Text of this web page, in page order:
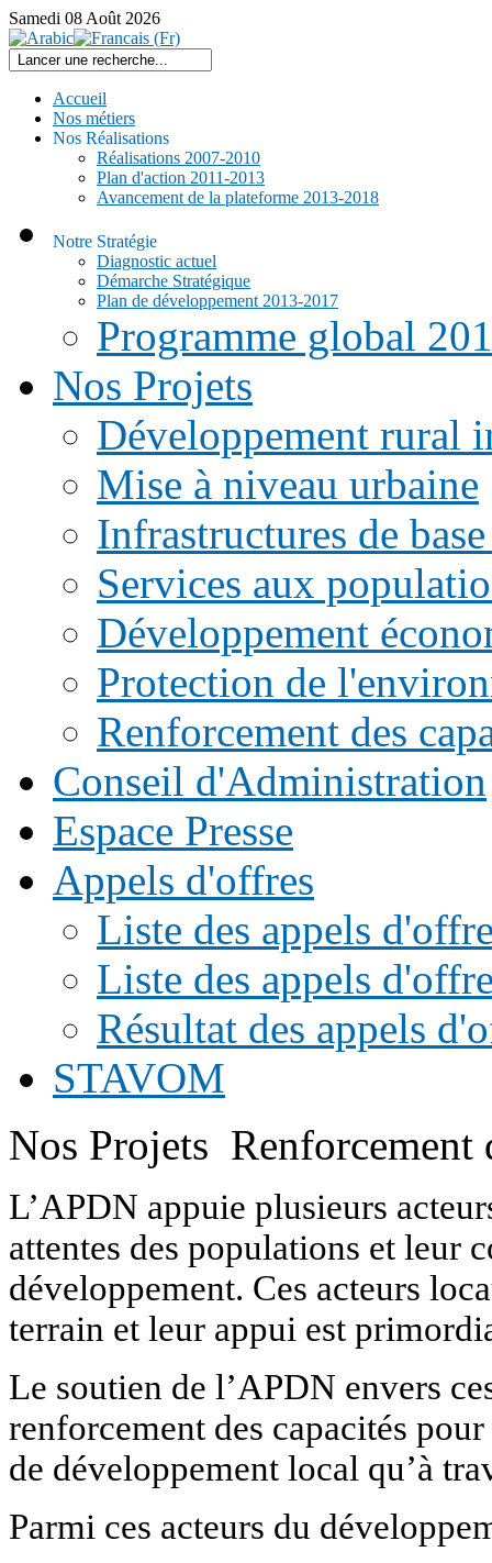
Samedi 08 Août 2026
Accueil
Nos métiers
Nos Réalisations
Réalisations 2007-2010
Plan d'action 2011-2013
Avancement de la plateforme 2013-2018
Notre Stratégie
Diagnostic actuel
Démarche Stratégique
Plan de développement 2013-2017
Programme global
Nos Projets
Développement rural
Mise à niveau urbaine
Infrastructures de
Services aux
Développement
Protection de
Renforcement des
Conseil d'Administration
Espace Presse
Appels d'offres
Liste des appels
Liste des appels
Résultat des appels
STAVOM
Nos Projets Renforcement
L’APDN appuie plusieurs
attentes des populations et leur
développement. Ces acteurs
terrain et leur appui est
Le soutien de l’APDN envers
renforcement des capacités
de développement local qu’à
Parmi ces acteurs du